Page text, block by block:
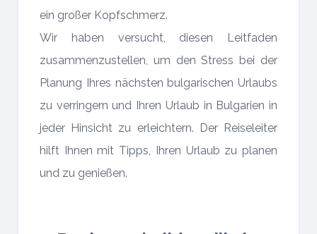
ein großer Kopfschmerz.
Wir haben versucht, diesen Leitfaden
zusammenzustellen, um den Stress bei der
Planung Ihres nächsten bulgarischen Urlaubs
zu verringern und Ihren Urlaub in Bulgarien in
jeder Hinsicht zu erleichtern. Der Reiseleiter
hilft Ihnen mit Tipps, Ihren Urlaub zu planen
und zu genießen.